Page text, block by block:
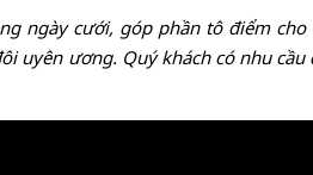
ngày cưới, góp phần tô điểm
uyên ương. Quý khách có nhu